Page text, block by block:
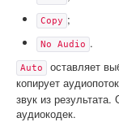
Copy ;
No Audio .
Auto оставляет
копирует
звук из
аудиокодек.